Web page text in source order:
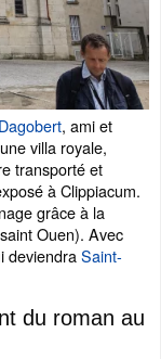
Dagobert, ami et
villa royale,
transporté et
à Clippiacum.
grâce à la
Ouen). Avec
deviendraSaint-
du roman au